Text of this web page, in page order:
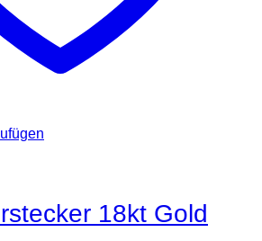
18kt Gold